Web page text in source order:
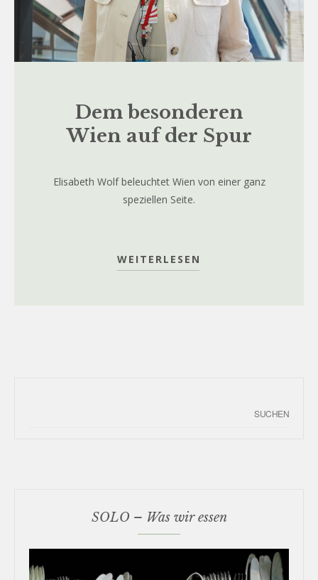
Dem besonderen
Wien auf der Spur
Elisabeth Wolf beleuchtet Wien von einer ganz
speziellen Seite.
WEITERLESEN
SOLO – Was wir essen